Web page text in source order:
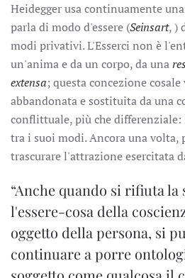
Heidegger usa continuamente
parla di modo d'essere (Seinsart, )
modi privativi. L'Esserci non è
un'anima e da un corpo, da una
extensa; questa concezione
abbandonata e sostituita da una
conflittuale, più che
tra i suoi modi. Ancora una volta,
trascurare l'attrazione esercitata
“Anche quando si rifiuta la
l'essere-cosa della
oggetto della persona, si
continuare a porre